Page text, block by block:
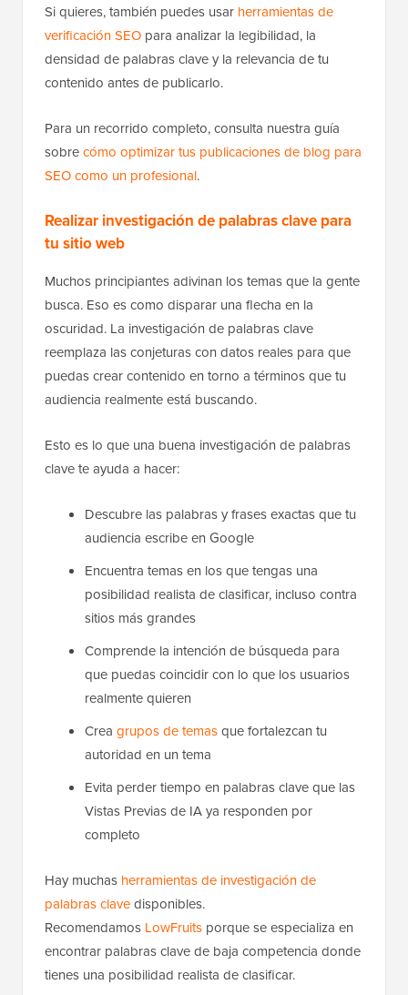
Si quieres, también puedes usar herramientas de
verificación SEO para analizar la legibilidad, la
densidad de palabras clave y la relevancia de tu
contenido antes de publicarlo.
Para un recorrido completo, consulta nuestra guía
sobrecómo optimizar tus publicaciones de blog para
SEO como un profesional.
Realizar investigación de palabras clave para
tu sitio web
Muchos principiantes adivinan los temas que la gente
busca. Eso es como disparar una flecha en la
oscuridad. La investigación de palabras clave
reemplaza las conjeturas con datos reales para que
puedas crear contenido en torno a términos que tu
audiencia realmente está buscando.
Esto es lo que una buena investigación de palabras
clave te ayuda a hacer:
Descubre las palabras y frases exactas que tu
audiencia escribe en Google
Encuentra temas en los que tengas una
posibilidad realista de clasificar, incluso contra
sitios más grandes
Comprende la intención de búsqueda para
que puedas coincidir con lo que los usuarios
realmente quieren
Crea grupos de temasque fortalezcan tu
autoridad en un tema
Evita perder tiempo en palabras clave que las
Vistas Previas de IA ya responden por
completo
Hay muchas herramientas de investigación de
palabras clavedisponibles.
Recomendamos LowFruits porque se especializa en
encontrar palabras clave de baja competencia donde
tienes una posibilidad realista de clasificar.